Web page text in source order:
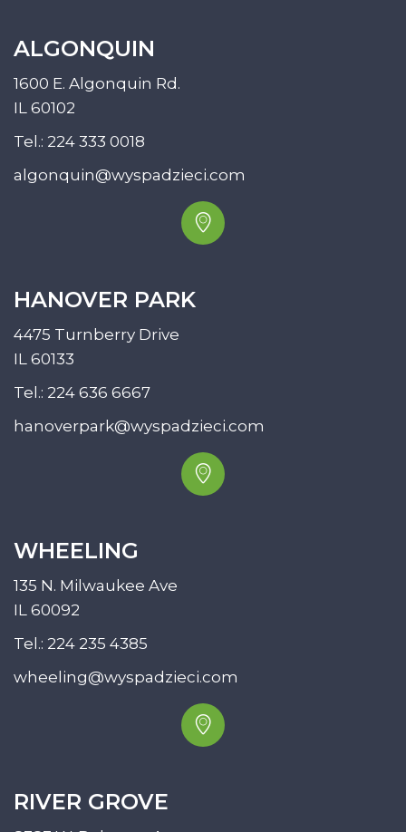
ALGONQUIN
1600 E. Algonquin Rd.
IL 60102
Tel.: 224 333 0018
algonquin@wyspadzieci.com
HANOVER PARK
4475 Turnberry Drive
IL 60133
Tel.: 224 636 6667
hanoverpark@wyspadzieci.com
WHEELING
135 N. Milwaukee Ave
IL 60092
Tel.: 224 235 4385
wheeling@wyspadzieci.com
RIVER GROVE